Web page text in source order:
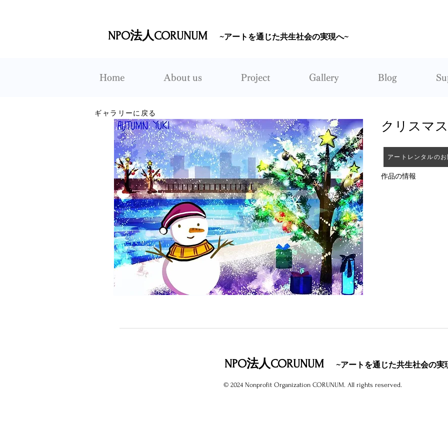
NPO法人CORUNUM ~アートを通じた共生社会の実現へ~
Home About us Project Gallery Blog
クリスマ
作品の情報
アートレンタルの
ギャラリーに戻る
CORUNUM
NPO法人CORUNUM ~アートを通じた共生社会の実
© 2024 Nonprofit Organization CORUNUM. All rights reserved.